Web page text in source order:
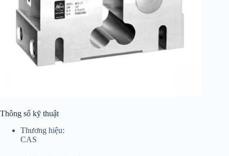
Thông số kỹ thuật
Thương hiệu:
CAS